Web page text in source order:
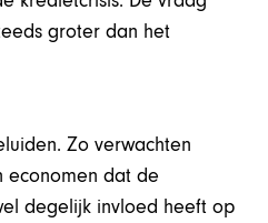
groter dan het
Zo verwachten
economen dat de
degelijk invloed heeft op